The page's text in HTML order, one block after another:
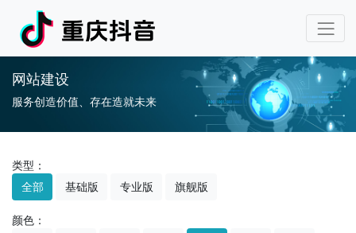
网站建设
服务创造价值、存在造就未来
类型：
全部
基础版 专业版 旗舰版
颜色：